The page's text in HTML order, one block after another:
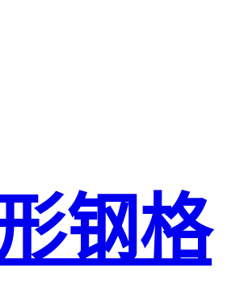
钢格